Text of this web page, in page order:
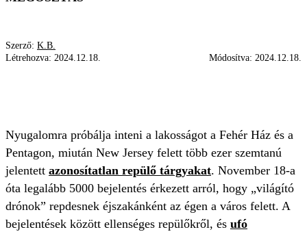
Szerző: K.B.
Létrehozva: 2024.12.18. Módosítva: 2024.12.18.
Nyugalomra próbálja inteni a lakosságot a Fehér Ház és a
Pentagon, miután New Jersey felett több ezer szemtanú
jelentett azonosítatlan repülő tárgyakat. November 18-a
óta legalább 5000 bejelentés érkezett arról, hogy „világító
drónok” repdesnek éjszakánként az égen a város felett. A
bejelentések között ellenséges repülőkről, és ufó